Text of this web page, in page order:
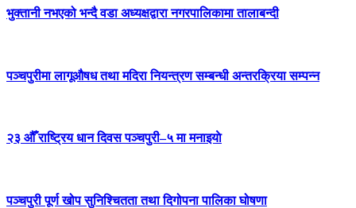
भुक्तानी नभएको भन्दै वडा अध्यक्षद्वारा नगरपालिकामा तालाबन्दी
पञ्चपुरीमा लागूऔषध तथा मदिरा नियन्त्रण सम्बन्धी अन्तरक्रिया सम्पन्न
२३ औँ राष्ट्रिय धान दिवस पञ्चपुरी–५ मा मनाइयाे
पञ्चपुरी पूर्ण खोप सुनिश्चितता तथा दिगोपना पालिका घोषणा